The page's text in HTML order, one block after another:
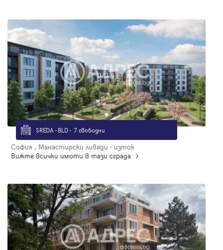
SREDA - BLD - 7 свободни
София , Манастирски ливади - изток
Вижте всички имоти в тази сграда